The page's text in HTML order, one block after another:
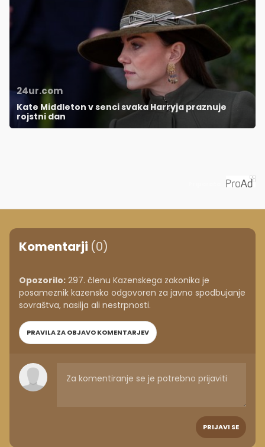
24ur.com
Kate Middleton v senci svaka Harryja praznuje
rojstni dan
Komentarji (0)
Opozorilo: 297. členu Kazenskega zakonika je
posameznik kazensko odgovoren za javno spodbujanje
sovraštva, nasilja ali nestrpnosti.
PRAVILA ZA OBJAVO KOMENTARJEV
PRIJAVI SE